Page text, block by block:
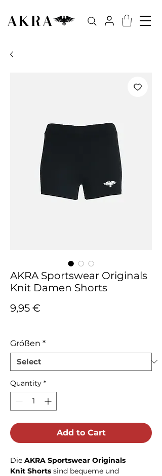
AKRA Sportswear Originals
Knit Damen Shorts
9,95 €
Größen *
Quantity *
Add to Cart
Die AKRA Sportswear Originals
Knit Shorts sind bequeme und